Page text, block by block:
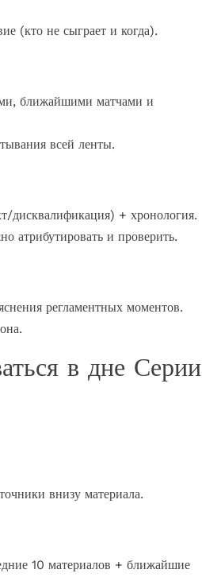
(кто не сыграет и когда).
ближайшими матчами и
всей ленты.
дисквалификация) + хронология.
атрибутировать и проверить.
регламентных моментов.
в дне Серии
внизу материала.
10 материалов + ближайшие